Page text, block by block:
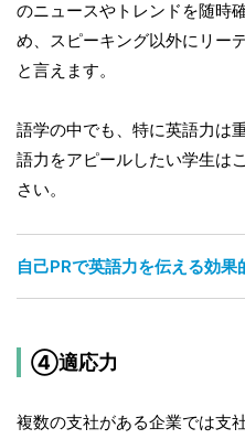
のニュースやトレンドを随時
め、スピーキング以外にリー
と言えます。
語学の中でも、特に英語力は
語力をアピールしたい学生は
さい。
自己PRで英語力を伝える効果
④適応力
複数の支社がある企業では支